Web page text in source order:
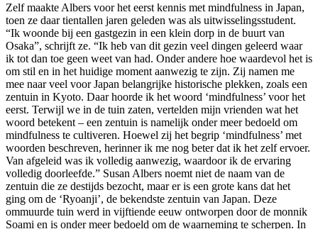
Zelf maakte Albers voor het eerst kennis met mindfulness in Japan,
toen ze daar tientallen jaren geleden was als uitwisselingsstudent.
“Ik woonde bij een gastgezin in een klein dorp in de buurt van
Osaka”, schrijft ze. “Ik heb van dit gezin veel dingen geleerd waar
ik tot dan toe geen weet van had. Onder andere hoe waardevol het is
om stil en in het huidige moment aanwezig te zijn. Zij namen me
mee naar veel voor Japan belangrijke historische plekken, zoals een
zentuin in Kyoto. Daar hoorde ik het woord ‘mindfulness’ voor het
eerst. Terwijl we in de tuin zaten, vertelden mijn vrienden wat het
woord betekent – een zentuin is namelijk onder meer bedoeld om
mindfulness te cultiveren. Hoewel zij het begrip ‘mindfulness’ met
woorden beschreven, herinner ik me nog beter dat ik het zelf ervoer.
Van afgeleid was ik volledig aanwezig, waardoor ik de ervaring
volledig doorleefde.” Susan Albers noemt niet de naam van de
zentuin die ze destijds bezocht, maar er is een grote kans dat het
ging om de ‘Ryoanji’, de bekendste zentuin van Japan. Deze
ommuurde tuin werd in vijftiende eeuw ontworpen door de monnik
Soami en is onder meer bedoeld om de waarneming te scherpen. In